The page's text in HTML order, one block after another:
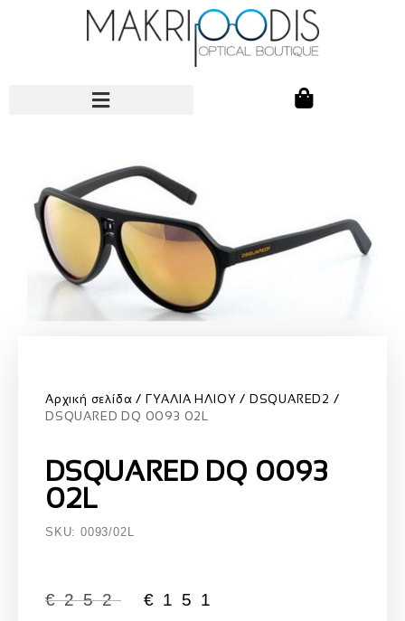
Αρχική σελίδα ΓΥΑΛΙΑ ΗΛΙΟΥ
DSQUARED2
DSQUARED DQ 0093 02L
DSQUARED DQ 0093
02L
SKU: 0093/02L
€252 € 151